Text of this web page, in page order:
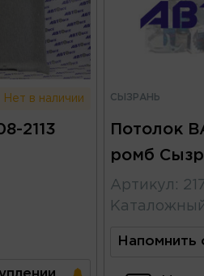
Нет в наличии
2113
СЫЗРАНЬ
Потолок
ромб
Артикул :
Напомнить